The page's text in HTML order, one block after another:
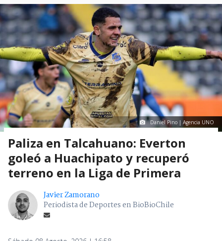
Daniel Pino | Agencia UNO
Paliza en Talcahuano: Everton
goleó a Huachipato y recuperó
terreno en la Liga de Primera
Javier Zamorano
Periodista de Deportes en BioBioChile